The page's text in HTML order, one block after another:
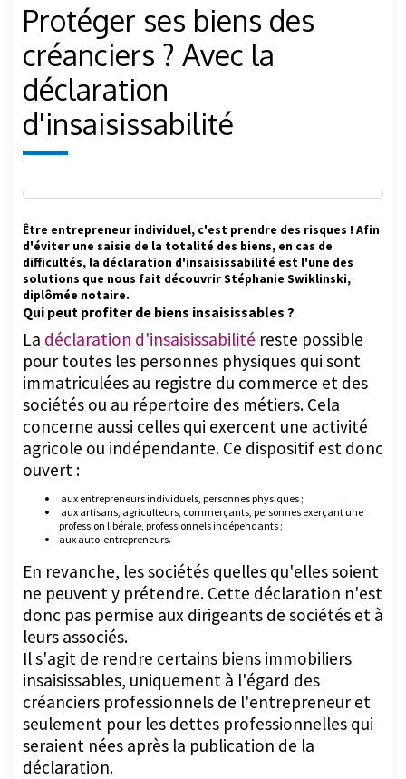
Protéger ses biens des
créanciers ? Avec la
déclaration
d'insaisissabilité
Être entrepreneur individuel, c'est prendre des risques ! Afin
d'éviter une saisie de la totalité des biens, en cas de
difficultés, la déclaration d'insaisissabilité est l'une des
solutions que nous fait découvrir Stéphanie Swiklinski,
diplômée notaire.
Qui peut profiter de biens insaisissables ?
La déclaration d'insaisissabilité reste possible
pour toutes les personnes physiques qui sont
immatriculées au registre du commerce et des
sociétés ou au répertoire des métiers. Cela
concerne aussi celles qui exercent une activité
agricole ou indépendante. Ce dispositif est donc
ouvert :
aux entrepreneurs individuels, personnes physiques ;
aux artisans, agriculteurs, commerçants, personnes exerçant une
profession libérale, professionnels indépendants ;
aux auto-entrepreneurs.
En revanche, les sociétés quelles qu'elles soient
ne peuvent y prétendre. Cette déclaration n'est
donc pas permise aux dirigeants de sociétés et à
leurs associés.
Il s'agit de rendre certains biens immobiliers
insaisissables, uniquement à l'égard des
créanciers professionnels de l'entrepreneur et
seulement pour les dettes professionnelles qui
seraient nées après la publication de la
déclaration.